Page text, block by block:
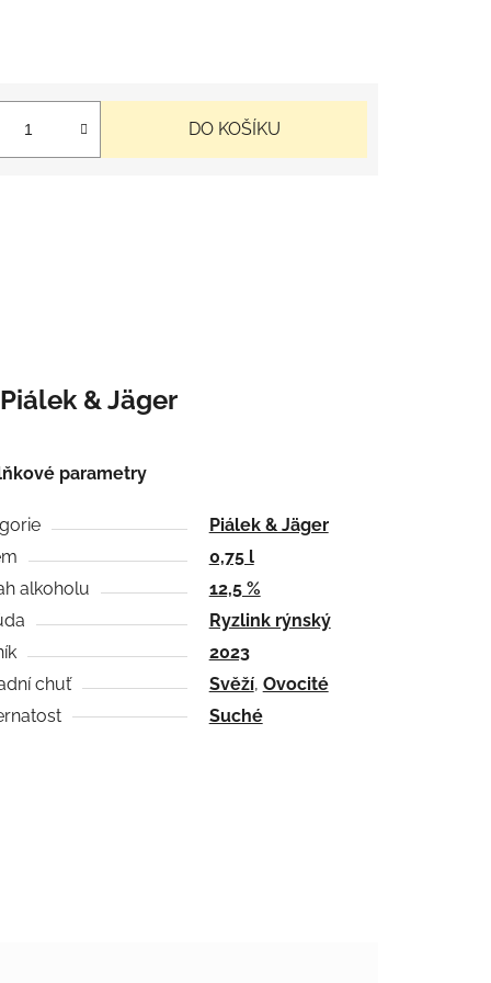
DO KOŠÍKU
& Jäger
parametry
Piálek & Jäger
0,75 l
alkoholu
12,5 %
Ryzlink rýnský
2023
chuť
Svěží, Ovocité
Suché